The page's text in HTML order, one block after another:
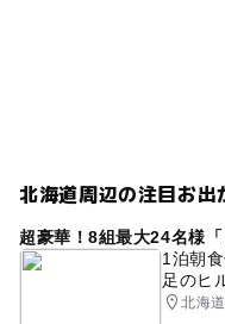
北海道周辺の注目お出
超豪華！8組最大24名様
1泊朝
足のヒ
北海